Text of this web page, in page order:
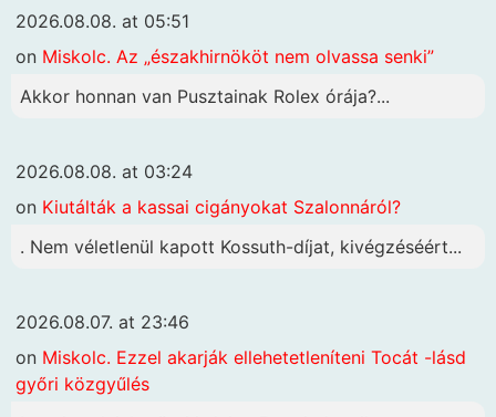
2026.08.08. at 05:51
on Miskolc. Az „északhirnököt nem olvassa senki”
Akkor honnan van Pusztainak Rolex órája?...
2026.08.08. at 03:24
on Kiutálták a kassai cigányokat Szalonnáról?
. Nem véletlenül kapott Kossuth-díjat, kivégzéséért...
2026.08.07. at 23:46
on Miskolc. Ezzel akarják ellehetetleníteni Tocát -lásd
győri közgyűlés